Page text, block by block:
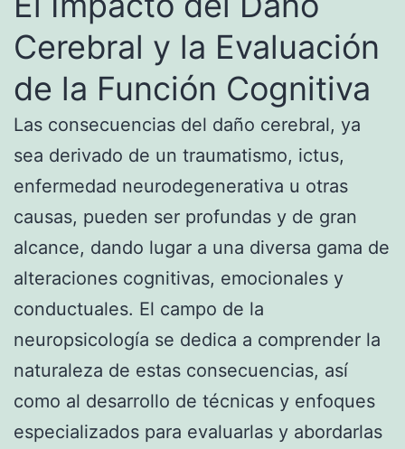
Cerebral y la Evaluación
de la Función Cognitiva
Las consecuencias del daño cerebral, ya
sea derivado de un traumatismo, ictus,
enfermedad neurodegenerativa u otras
causas, pueden ser profundas y de gran
alcance, dando lugar a una diversa gama de
alteraciones cognitivas, emocionales y
conductuales. El campo de la
neuropsicología se dedica a comprender la
naturaleza de estas consecuencias, así
como al desarrollo de técnicas y enfoques
especializados para evaluarlas y abordarlas